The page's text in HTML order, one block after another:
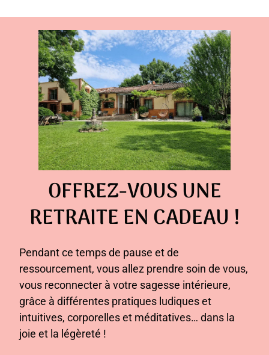
OFFREZ-VOUS UNE
RETRAITE EN CADEAU !
Pendant ce temps de pause et de
ressourcement, vous allez prendre soin de vous,
vous reconnecter à votre sagesse intérieure,
grâce à différentes pratiques ludiques et
intuitives, corporelles et méditatives… dans la
joie et la légèreté !